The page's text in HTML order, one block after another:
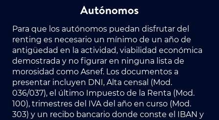
Autónomos
Para que los autónomos puedan disfrutar del
renting es necesario un mínimo de un año de
antigüedad en la actividad, viabilidad económica
demostrada y no figurar en ninguna lista de
morosidad como Asnef. Los documentos a
presentar incluyen DNI, Alta censal (Mod.
036/037), el último Impuesto de la Renta (Mod.
100), trimestres del IVA del año en curso (Mod.
303) y un recibo bancario donde conste el IBAN y